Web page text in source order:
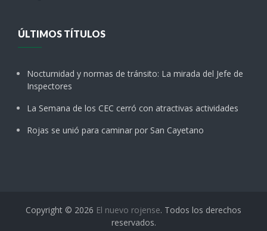
ÚLTIMOS TÍTULOS
Nocturnidad y normas de tránsito: La mirada del Jefe de
Inspectores
La Semana de los CEC cerró con atractivas actividades
Rojas se unió para caminar por San Cayetano
Copyright © 2026 El nuevo rojense. Todos los derechos
reservados.